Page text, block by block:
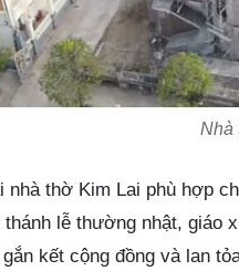
Nhà
nhà thờ Kim Lai phù hợp
thánh lễ thường nhật, giáo
kết cộng đồng và lan